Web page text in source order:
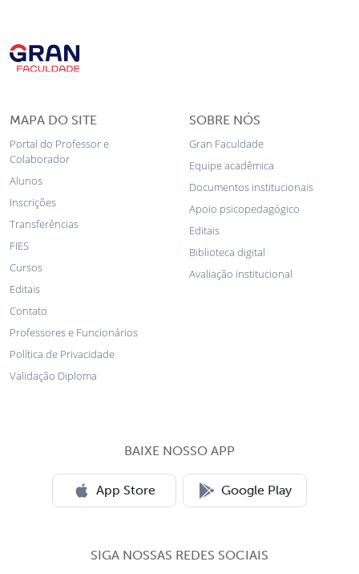
MAPA DO SITE
Portal do Professor e
Colaborador
Alunos
Inscrições
Transferências
FIES
Cursos
Editais
Contato
Professores e Funcionários
Política de Privacidade
Validação Diploma
SOBRE NÓS
Gran Faculdade
Equipe acadêmica
Documentos institucionais
Apoio psicopedagógico
Editais
Biblioteca digital
Avaliação institucional
BAIXE NOSSO APP
App Store Google Play
SIGA NOSSAS REDES SOCIAIS